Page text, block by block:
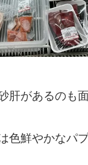
肝があるのも面
色鮮やかなパプ